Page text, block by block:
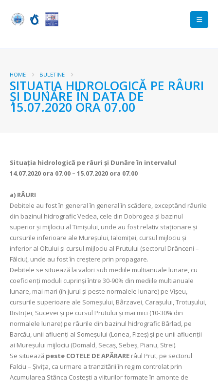
HOME BULETINE
SITUAŢIA HIDROLOGICĂ PE RÂURI
ŞI DUNĂRE ÎN DATA DE
15.07.2020 ORA 07.00
Situaţia hidrologică pe râuri şi Dunăre în intervalul
14.07.2020 ora 07.00 – 15.07.2020 ora 07.00
a) RÂURI
Debitele au fost în general în general în scădere, exceptând râurile
din bazinul hidrografic Vedea, cele din Dobrogea și bazinul
superior și mijlociu al Timișului, unde au fost relativ staționare și
cursurile inferioare ale Mureșului, Ialomiței, cursul mijlociu și
inferior al Oltului și cursul mijlociu al Prutului (sectorul Drânceni –
Fălciu), unde au fost în creștere prin propagare.
Debitele se situează la valori sub mediile multianuale lunare, cu
coeficienţi moduli cuprinşi între 30-90% din mediile multianuale
lunare, mai mari (în jurul și peste normalele lunare) pe Vișeu,
cursurile superioare ale Someșului, Bârzavei, Carașului, Trotușului,
Bistriței, Sucevei și pe cursul Prutului şi mai mici (10-30% din
normalele lunare) pe râurile din bazinul hidrografic Bârlad, pe
Barcău, unii afluenți al Someșului (Lonea, Fizeș) și pe unii afluenții
ai Mureșului mijlociu (Domald, Secaș, Sebeș, Pianu, Strei).
Se situează peste COTELE DE APĂRARE râul Prut, pe sectorul
Falciu – Șivița, ca urmare a tranzitării în regim controlat prin
Acumularea Stânca Costeşti a viiturilor formate în amonte de